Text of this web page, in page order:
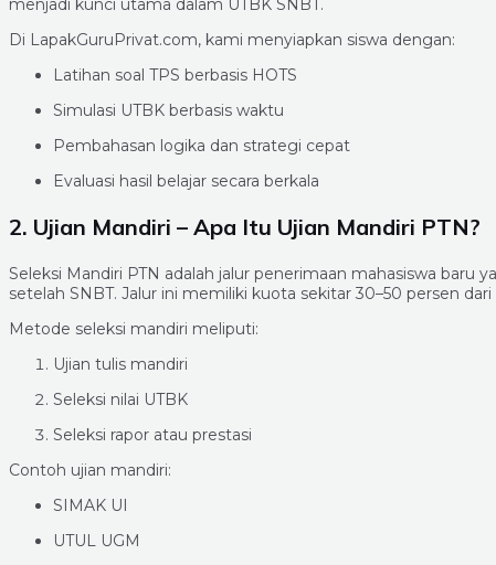
menjadi kunci utama dalam UTBK SNBT.
Di LapakGuruPrivat.com, kami menyiapkan siswa dengan:
Latihan soal TPS berbasis HOTS
Simulasi UTBK berbasis waktu
Pembahasan logika dan strategi cepat
Evaluasi hasil belajar secara berkala
2. Ujian Mandiri – Apa Itu Ujian Mandiri PTN?
Seleksi Mandiri PTN adalah jalur penerimaan mahasiswa baru
setelah SNBT. Jalur ini memiliki kuota sekitar 30–50 persen
Metode seleksi mandiri meliputi:
Ujian tulis mandiri
Seleksi nilai UTBK
Seleksi rapor atau prestasi
Contoh ujian mandiri:
SIMAK UI
UTUL UGM